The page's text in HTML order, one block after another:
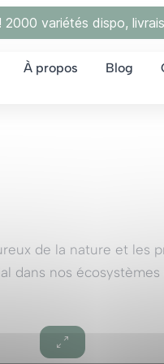
variétés dispo,
À propos Blog
de la nature et les
dans nos